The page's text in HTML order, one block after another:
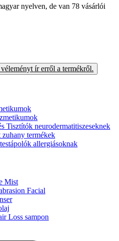
nyelven, de van 78 vásárlói
ír erről a termékről.
Tisztítók neurodermatitiszeseknek
termékek
allergiásoknak
Mist
Facial
Loss sampon